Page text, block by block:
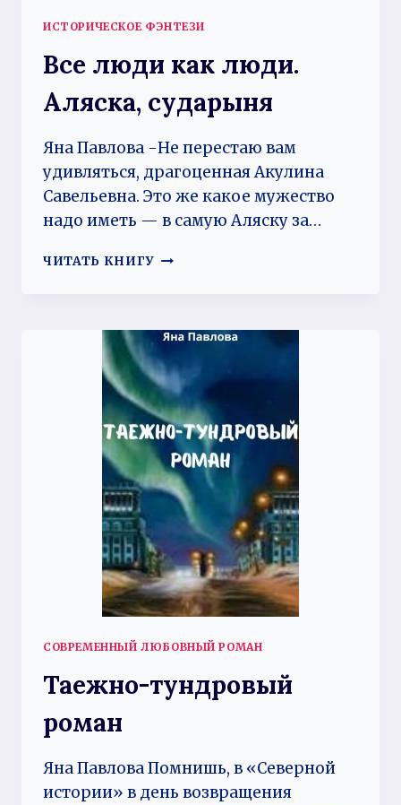
ИСТОРИЧЕСКОЕ ФЭНТЕЗИ
Все люди как люди.
Аляска, сударыня
Яна Павлова -Не перестаю вам
удивляться, драгоценная Акулина
Савельевна. Это же какое мужество
надо иметь — в самую Аляску за…
ЧИТАТЬ КНИГУ ВСЕ
АЛЯСКА,
СОВРЕМЕННЫЙ ЛЮБОВНЫЙ РОМАН
Таежно-тундровый
роман
Яна Павлова Помнишь, в «Северной
истории» в день возвращения